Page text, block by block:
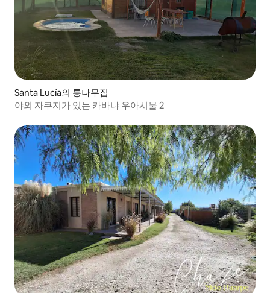
Santa Lucía의 통나무집
야외 자쿠지가 있는 카바냐 우아시물 2